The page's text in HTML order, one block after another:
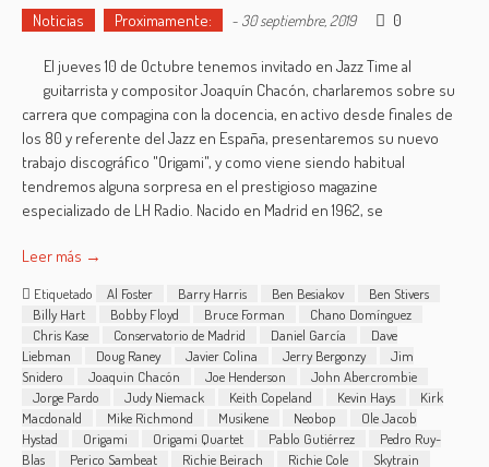
Noticias Proximamente: - 30 septiembre, 2019 0
El jueves 10 de Octubre tenemos invitado en Jazz Time al
guitarrista y compositor Joaquín Chacón, charlaremos sobre su
carrera que compagina con la docencia, en activo desde finales de
los 80 y referente del Jazz en España, presentaremos su nuevo
trabajo discográfico "Origami", y como viene siendo habitual
tendremos alguna sorpresa en el prestigioso magazine
especializado de LH Radio. Nacido en Madrid en 1962, se
Leer más →
Etiquetado Al Foster Barry Harris Ben Besiakov
Ben Stivers
Billy Hart
Bobby Floyd Bruce Forman
Chano Domínguez
Chris Kase
Conservatorio de Madrid Daniel García
Dave
Liebman
Doug Raney Javier Colina Jerry Bergonzy
Jim
Snidero
Joaquin Chacón Joe Henderson
John Abercrombie
Jorge Pardo
Judy Niemack Keith Copeland Kevin Hays
Kirk
Macdonald
Mike Richmond Musikene Neobop
Ole Jacob
Hystad
Origami Origami Quartet Pablo Gutiérrez
Pedro Ruy-
Blas
Perico Sambeat Richie Beirach Richie Cole
Skytrain